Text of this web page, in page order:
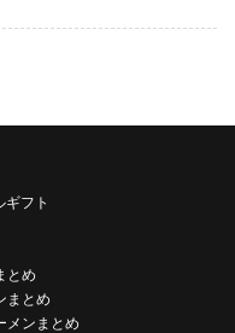
ギフト
とめ
まとめ
メンまとめ